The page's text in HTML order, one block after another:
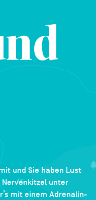
und Sie haben Lust
unter
mit einem Adrenalin-